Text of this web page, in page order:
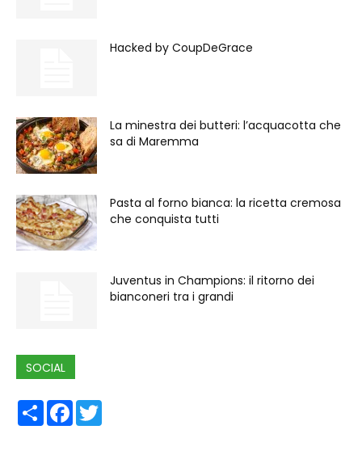
Hacked by CoupDeGrace
La minestra dei butteri: l’acquacotta che
sa di Maremma
Pasta al forno bianca: la ricetta cremosa
che conquista tutti
Juventus in Champions: il ritorno dei
bianconeri tra i grandi
SOCIAL
ShareFacebook